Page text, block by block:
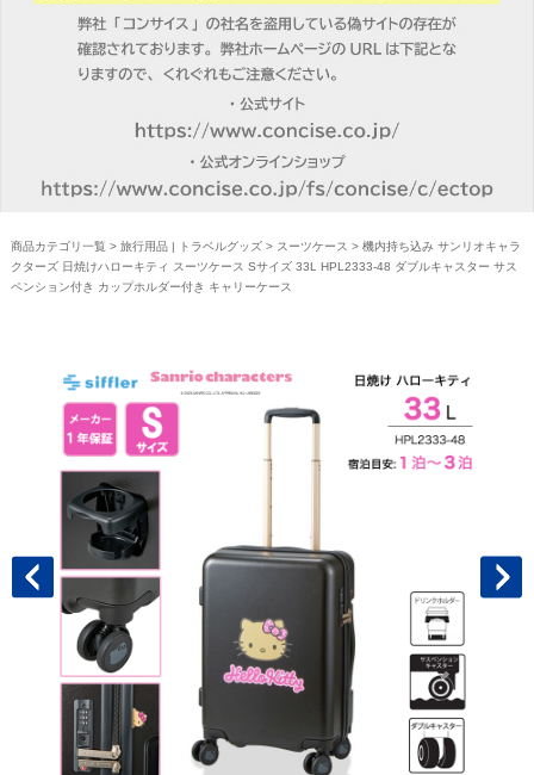
商品カテゴリ一覧 > 旅行用品 | トラベルグッズ> スーツケース > 機内持ち込み サンリオキャラ
クターズ 日焼けハローキティ スーツケース Sサイズ 33L HPL2333-48 ダブルキャスター サス
ペンション付き カップホルダー付き キャリーケース